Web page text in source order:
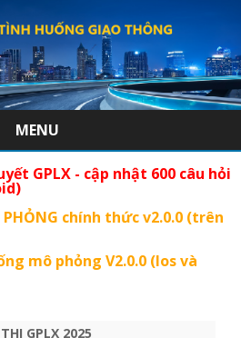
MENU
to
GPLX - cập nhật 600 câu hỏi
chính thức v2.0.0 (trên
mô phỏng V2.0.0 (Ios và
GPLX 2025